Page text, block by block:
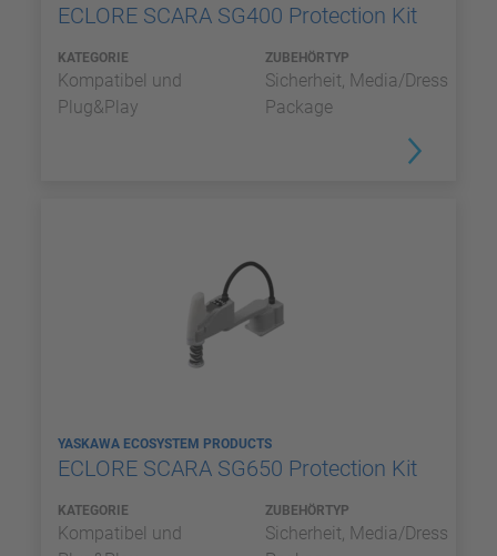
ECLORE SCARA SG400 Protection Kit
KATEGORIE
Kompatibel und
Plug&Play
ZUBEHÖRTYP
Sicherheit, Media/Dress
Package
YASKAWA ECOSYSTEM PRODUCTS
ECLORE SCARA SG650 Protection Kit
KATEGORIE
Kompatibel und
ZUBEHÖRTYP
Sicherheit, Media/Dress